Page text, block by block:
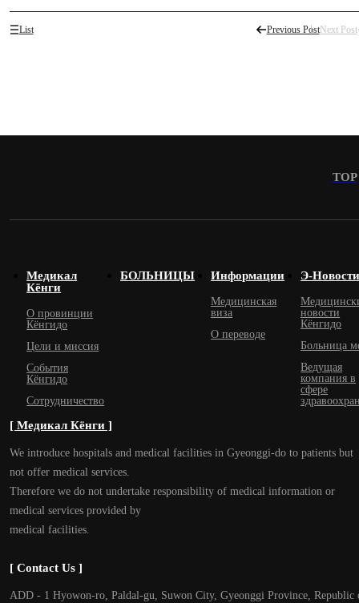
List Previous PostNext Post
TOP
[ Медикал Кёнги ]
We introduce hospitals and medical facilities in Gyeonggi-do to patients but
not offer medical services.
Therefore we do not undertake responsibility of medical information or
medical services provided by
medical facilities.
[ Contact Us ]
ADD - 1 Hyowon-ro, Paldal-gu, Suwon City, Gyeonggi Province, Republic
Медикал
Кёнги
О провинции
Кёнгидо
Цели и миссия
События
Кёнгидо
Сотрудничество
БОЛЬНИЦЫ Информации
Медицинская
виза
О переводе
Э-
новости
Кёнгидо
Больница
Ведущая
компания в
сфере